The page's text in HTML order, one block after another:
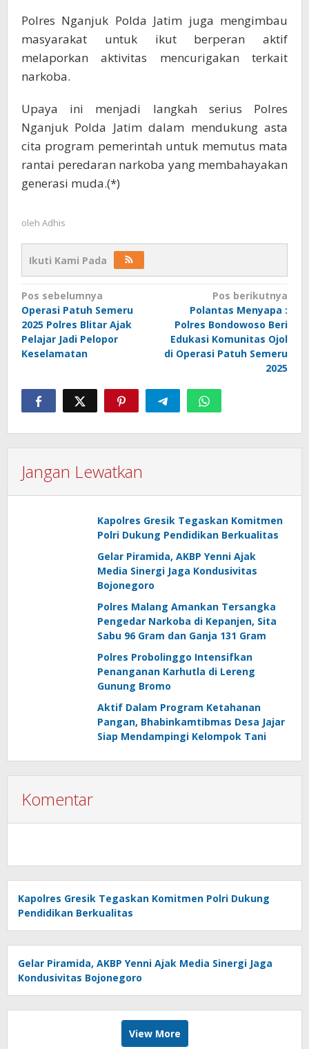
Polres Nganjuk Polda Jatim juga mengimbau
masyarakat untuk ikut berperan aktif
melaporkan aktivitas mencurigakan terkait
narkoba.
Upaya ini menjadi langkah serius Polres
Nganjuk Polda Jatim dalam mendukung asta
cita program pemerintah untuk memutus mata
rantai peredaran narkoba yang membahayakan
generasi muda.(*)
oleh Adhis
Ikuti Kami Pada
Navigasi
pos
Pos sebelumnya
Operasi Patuh Semeru
2025 Polres Blitar Ajak
Pelajar Jadi Pelopor
Keselamatan
Pos berikutnya
Polantas Menyapa :
Polres Bondowoso Beri
Edukasi Komunitas Ojol
di Operasi Patuh Semeru
2025
Jangan Lewatkan
Kapolres Gresik Tegaskan Komitmen
Polri Dukung Pendidikan Berkualitas
Gelar Piramida, AKBP Yenni Ajak
Media Sinergi Jaga Kondusivitas
Bojonegoro
Polres Malang Amankan Tersangka
Pengedar Narkoba di Kepanjen, Sita
Sabu 96 Gram dan Ganja 131 Gram
Polres Probolinggo Intensifkan
Penanganan Karhutla di Lereng
Gunung Bromo
Aktif Dalam Program Ketahanan
Pangan, Bhabinkamtibmas Desa Jajar
Siap Mendampingi Kelompok Tani
Komentar
Kapolres Gresik Tegaskan Komitmen Polri Dukung
Pendidikan Berkualitas
Gelar Piramida, AKBP Yenni Ajak Media Sinergi Jaga
Kondusivitas Bojonegoro
View More